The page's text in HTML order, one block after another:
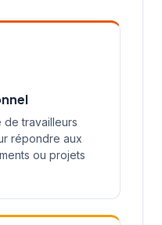
de travailleurs
répondre aux
ou projets